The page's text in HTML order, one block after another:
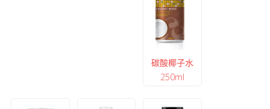
碳酸椰子水
250ml